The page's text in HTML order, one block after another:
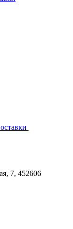
7, 452606